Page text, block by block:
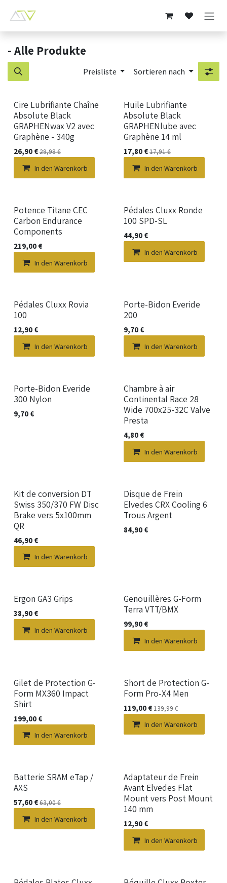
- Alle Produkte
Preisliste Sortieren nach
Cire Lubrifiante Chaîne
Absolute Black
GRAPHENwax V2 avec
Graphène - 340g
26,90 €29,98€
In den Warenkorb
Huile Lubrifiante
Absolute Black
GRAPHENlube avec
Graphène 14 ml
17,80€17,91€
In den Warenkorb
Neu!
Potence Titane CEC
Carbon Endurance
Components
219,00 €
In den Warenkorb
Pédales Cluxx Ronde
100 SPD-SL
44,90€
In den Warenkorb
Pédales Cluxx Rovia
100
12,90 €
In den Warenkorb
Porte-Bidon Everide
200
9,70€
In den Warenkorb
Porte-Bidon Everide
300 Nylon
9,70 €
Chambre à air
Continental Race 28
Wide 700x25-32C Valve
Presta
4,80€
In den Warenkorb
Kit de conversion DT
Swiss 350/370 FW Disc
Brake vers 5x100mm
QR
46,90 €
In den Warenkorb
Disque de Frein
Elvedes CRX Cooling 6
Trous Argent
84,90€
Ergon GA3 Grips
38,90 €
In den Warenkorb
Genouillères G-Form
Terra VTT/BMX
99,90€
In den Warenkorb
Gilet de Protection G-
Form MX360 Impact
Shirt
199,00 €
In den Warenkorb
Short de Protection G-
Form Pro-X4 Men
119,00€139,99€
In den Warenkorb
Batterie SRAM eTap /
AXS
57,60 €63,00€
In den Warenkorb
Adaptateur de Frein
Avant Elvedes Flat
Mount vers Post Mount
140 mm
12,90€
In den Warenkorb